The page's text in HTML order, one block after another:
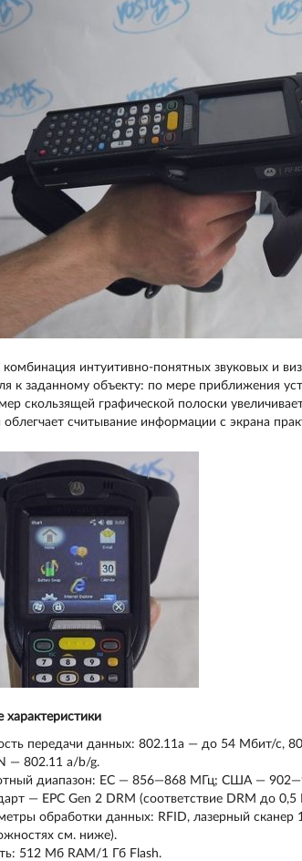
комбинация интуитивно-понятных звуковых и
к заданному объекту: по мере приближения
скользящей графической полоски
облегчает считывание информации с экрана
характеристики
передачи данных: 802.11a — до 54 Мбит/с,
— 802.11 a/b/g.
диапазон: ЕС — 856—868 МГц; США —
— EPC Gen 2 DRM (соответствие DRM до 0,5
обработки данных: RFID, лазерный
см. ниже).
512 Мб RAM/1 Гб Flash.